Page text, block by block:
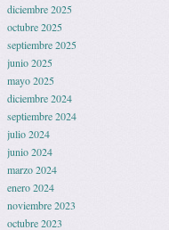
diciembre 2025
octubre 2025
septiembre 2025
junio 2025
mayo 2025
diciembre 2024
septiembre 2024
julio 2024
junio 2024
marzo 2024
enero 2024
noviembre 2023
octubre 2023